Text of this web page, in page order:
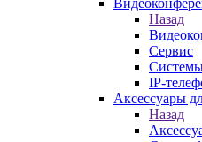
Назад
Сервис
IP-
Аксессуары
Назад